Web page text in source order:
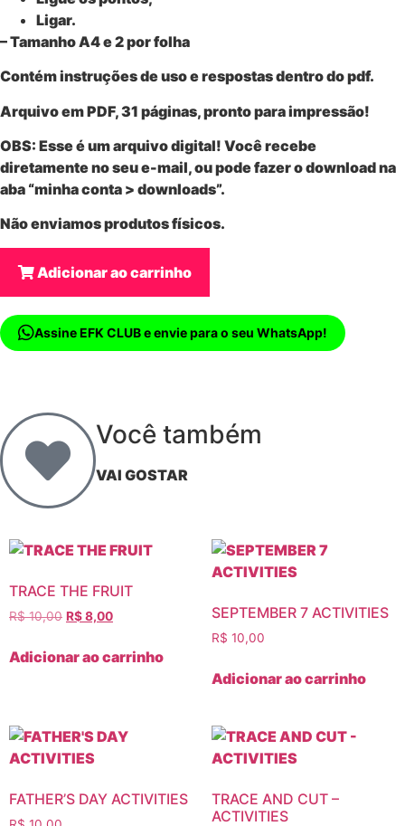
Ligar.
– Tamanho A4 e 2 por folha
Contém instruções de uso e respostas dentro do pdf.
Arquivo em PDF, 31 páginas, pronto para impressão!
OBS: Esse é umarquivo digital! Você recebe
diretamente no seu e-mail, ou pode fazer o download na
aba “minha conta > downloads”.
Não enviamos produtos físicos.
Adicionar ao carrinho
Assine EFK CLUB e envie para o seu WhatsApp!
Você também
VAI GOSTAR
TRACE THE FRUIT
R$10,00 R$8,00
Adicionar ao carrinho
SEPTEMBER 7 ACTIVITIES
R$ 10,00
Adicionar ao carrinho
FATHER’S DAY ACTIVITIES
TRACE AND CUT –
ACTIVITIES